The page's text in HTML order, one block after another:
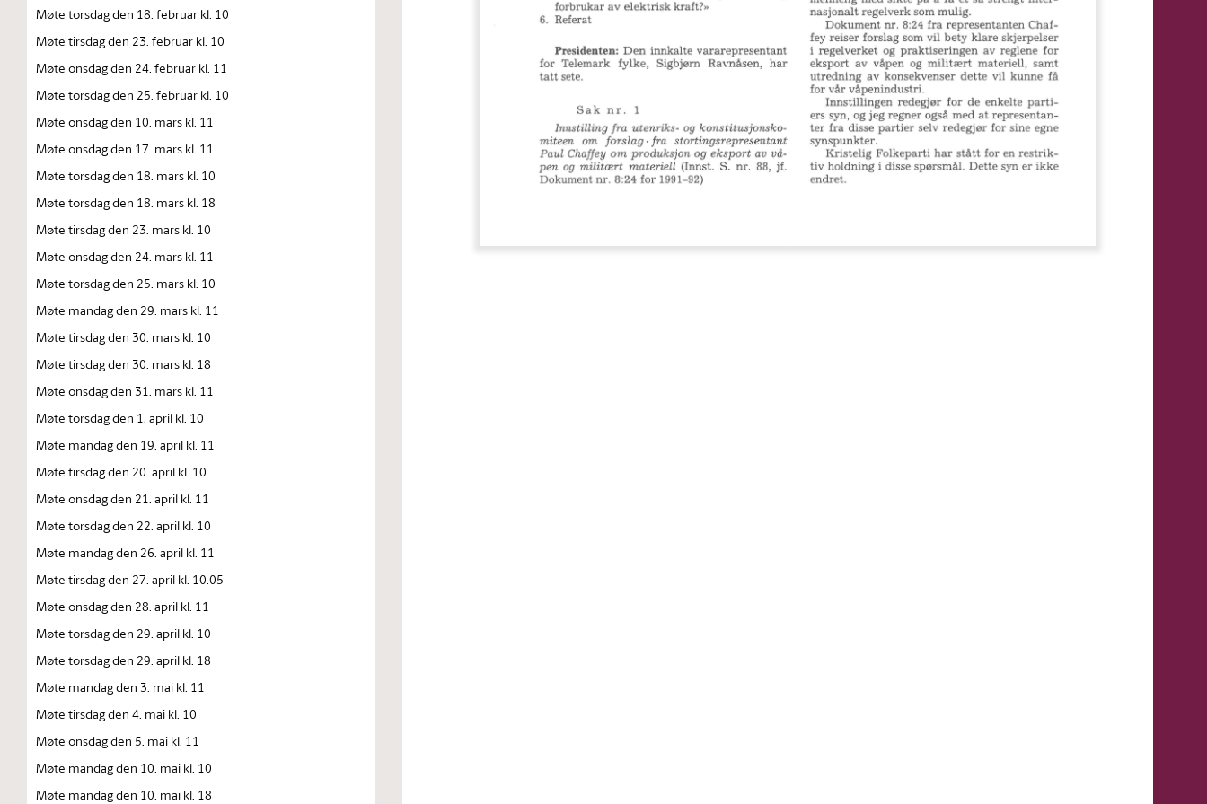
Møte torsdag den 18. februar kl. 10
Møte tirsdag den 23. februar kl. 10
Møte onsdag den 24. februar kl. 11
Møte torsdag den 25. februar kl. 10
Møte onsdag den 10. mars kl. 11
Møte onsdag den 17. mars kl. 11
Møte torsdag den 18. mars kl. 10
Møte torsdag den 18. mars kl. 18
Møte tirsdag den 23. mars kl. 10
Møte onsdag den 24. mars kl. 11
Møte torsdag den 25. mars kl. 10
Møte mandag den 29. mars kl. 11
Møte tirsdag den 30. mars kl. 10
Møte tirsdag den 30. mars kl. 18
Møte onsdag den 31. mars kl. 11
Møte torsdag den 1. april kl. 10
Møte mandag den 19. april kl. 11
Møte tirsdag den 20. april kl. 10
Møte onsdag den 21. april kl. 11
Møte torsdag den 22. april kl. 10
Møte mandag den 26. april kl. 11
Møte tirsdag den 27. april kl. 10.05
Møte onsdag den 28. april kl. 11
Møte torsdag den 29. april kl. 10
Møte torsdag den 29. april kl. 18
Møte mandag den 3. mai kl. 11
Møte tirsdag den 4. mai kl. 10
Møte onsdag den 5. mai kl. 11
Møte mandag den 10. mai kl. 10
Møte mandag den 10. mai kl. 18